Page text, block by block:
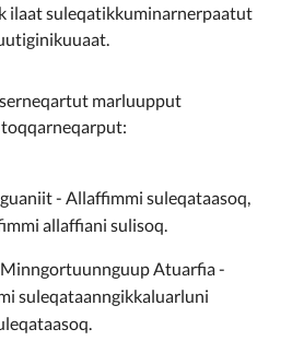
ilaat suleqatikkuminarnerpaatut
marluupput
- Allaffimmi suleqataasoq,
allaffiani sulisoq.
Minngortuunnguup Atuarfia -
suleqataanngikkaluarluni